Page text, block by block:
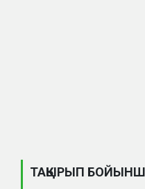
ТАҚЫРЫП